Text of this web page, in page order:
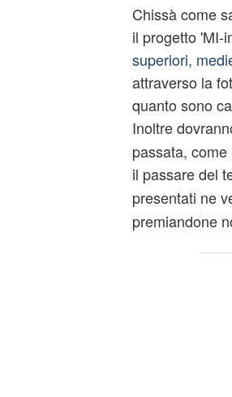
Chissà come
il progetto 'MI-
superiori,
attraverso la
quanto sono
Inoltre
passata,
il passare del
presentati ne
premiandone